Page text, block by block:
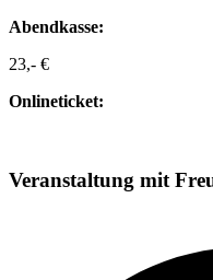
Abendkasse:
23,- €
Onlineticket:
Veranstaltung mit